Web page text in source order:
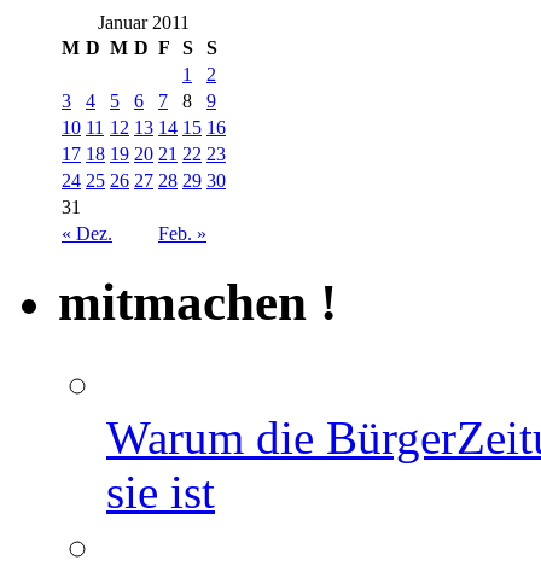
Januar 2011
M D M D F S S
« Dez. Feb. »
1
2
3
4 5 6 7 8
9
10 11 12 13 14 15 16
17 18 19 20 21 22 23
24 25 26 27 28 29 30
31
mitmachen !
Warum die
sie ist